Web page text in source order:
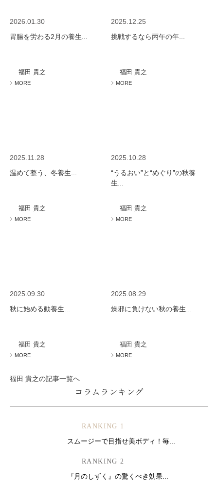
2026.01.30
胃腸を労わる2月の養生...
福田 貴之
MORE
2025.12.25
挑戦するなら丙午の年...
福田 貴之
MORE
2025.11.28
温めて整う、冬養生...
福田 貴之
MORE
2025.10.28
“うるおい”と“めぐり”の秋養
生...
福田 貴之
MORE
2025.09.30
秋に始める動養生...
福田 貴之
MORE
2025.08.29
燥邪に負けない秋の養生...
福田 貴之
MORE
福田 貴之の記事一覧へ
コラムランキング
RANKING 1
スムージーで目指せ美ボディ！毎...
RANKING 2
『月のしずく』の驚くべき効果...